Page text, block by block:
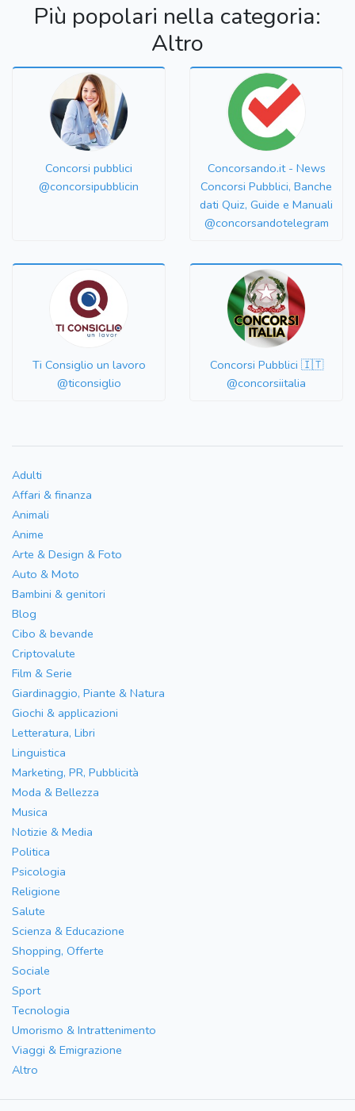
Più popolari nella categoria:
Altro
Concorsi pubblici
@concorsipubblicin
Concorsando.it - News
Concorsi Pubblici, Banche
dati Quiz, Guide e Manuali
@concorsandotelegram
Ti Consiglio un lavoro
@ticonsiglio
Concorsi Pubblici 🇮🇹
@concorsiitalia
Adulti
Affari & finanza
Animali
Anime
Arte & Design & Foto
Auto & Moto
Bambini & genitori
Blog
Cibo & bevande
Criptovalute
Film & Serie
Giardinaggio, Piante & Natura
Giochi & applicazioni
Letteratura, Libri
Linguistica
Marketing, PR, Pubblicità
Moda & Bellezza
Musica
Notizie & Media
Politica
Psicologia
Religione
Salute
Scienza & Educazione
Shopping, Offerte
Sociale
Sport
Tecnologia
Umorismo & Intrattenimento
Viaggi & Emigrazione
Altro